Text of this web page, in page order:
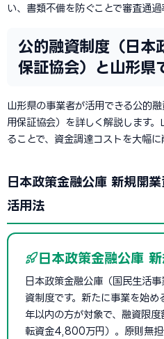
い、書類不備を防ぐことで審査通過
公的融資制度（日本
保証協会）と山形県
山形県の事業者が活用できる公的
用保証協会）を詳しく解説します
ることで、資金調達コストを大幅に
日本政策金融公庫 新規開
活用法
日本政策金融公庫
日本政策金融公庫（国民生活
資制度です。新たに事業を始
年以内の方が対象で、融資限
転資金4,800万円）。原則無担